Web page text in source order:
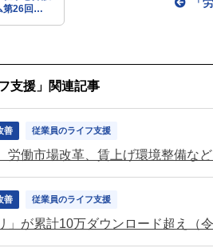
第26回
支援」関連記事
善 従業員のライフ支援
働市場改革、賃上げ環境整備な
善 従業員のライフ支援
」が累計10万ダウンロード超え（